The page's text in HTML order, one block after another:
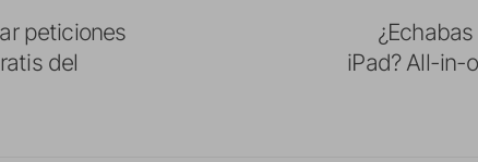
peticiones
del
iPad? All-in-